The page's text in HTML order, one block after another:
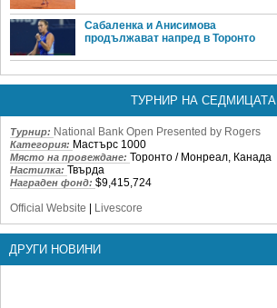
Сабаленка и Анисимова
продължават напред в Торонто
ТУРНИР НА СЕДМИЦАТА
Турнир: National Bank Open Presented by Rogers
Категория: Мастърс 1000
Място на провеждане: Торонто / Монреал, Канада
Настилка: Твърда
Награден фонд: $9,415,724
Official Website
Livescore
ДРУГИ НОВИНИ